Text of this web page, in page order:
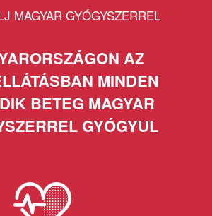
MAGYAR GYÓGYSZERREL
AZ
MINDEN
BETEG MAGYAR
GYÓGYUL